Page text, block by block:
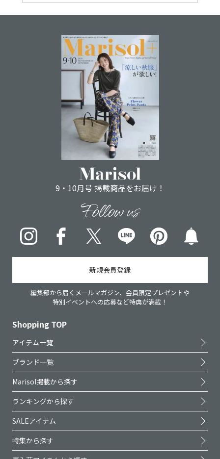
9・10月号 掲載商品をお届け！
Follow us
InstagramFacebookX LINE pinterest
新規会員登録
編集部から届くメールマガジン、会員限定プレゼントや
特別イベントへの応募など特典が満載！
Shopping TOP
アイテム一覧
ブランド一覧
Marisol掲載から探す
ランキングから探す
SALEアイテム
特集から探す